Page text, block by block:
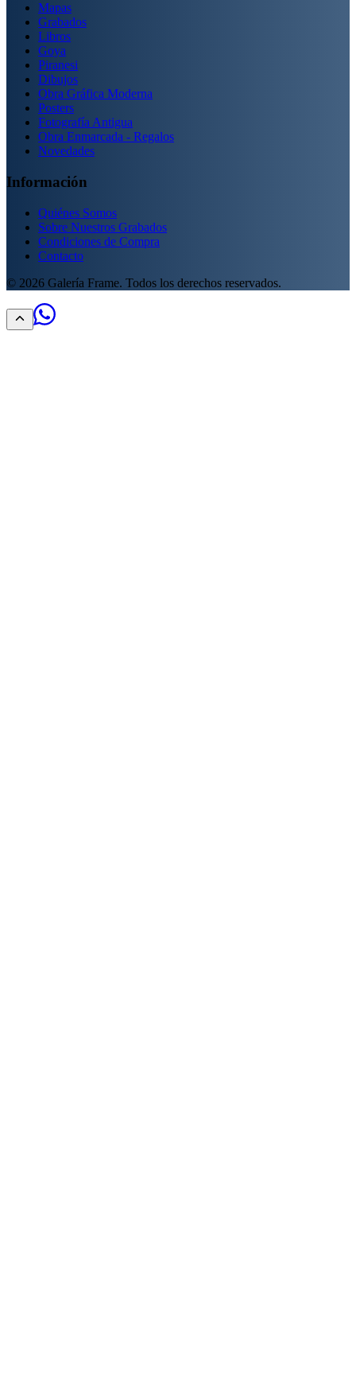
Mapas
Grabados
Libros
Goya
Piranesi
Dibujos
Obra Gráfica Moderna
Posters
Fotografía Antigua
Obra Enmarcada - Regalos
Novedades
Información
Quiénes Somos
Sobre Nuestros Grabados
Condiciones de Compra
Contacto
© 2026 Galería Frame. Todos los derechos reservados.